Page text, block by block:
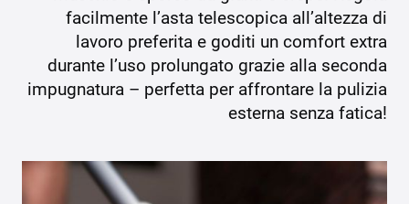
facilmente l’asta telescopica all’altezza di
lavoro preferita e goditi un comfort extra
durante l’uso prolungato grazie alla seconda
impugnatura – perfetta per affrontare la pulizia
esterna senza fatica!